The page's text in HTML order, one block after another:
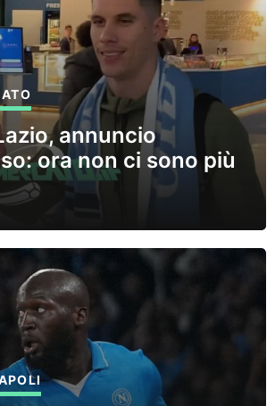
annuncio
ora non ci sono più